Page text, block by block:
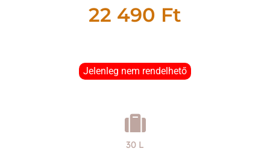
22 490 Ft
Jelenleg nem rendelhető
30 L